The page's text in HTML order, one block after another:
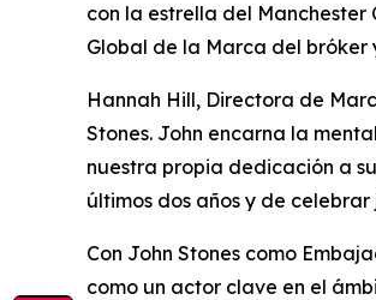
con la estrella del
Global de la Marca del bróker
Hannah Hill, Directora de
Stones. John encarna la
nuestra propia dedicación a
últimos dos años y de celebrar
Con John Stones como
como un actor clave en el